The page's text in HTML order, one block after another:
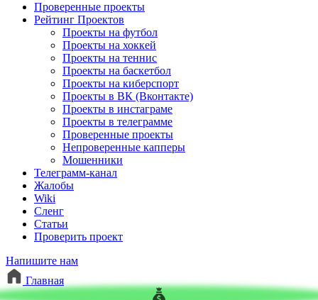
Проверенные проекты
Рейтинг Проектов
Проекты на футбол
Проекты на хоккей
Проекты на теннис
Проекты на баскетбол
Проекты на киберспорт
Проекты в ВК (Вконтакте)
Проекты в инстаграме
Проекты в телеграмме
Проверенные проекты
Непроверенные капперы
Мошенники
Телеграмм-канал
Жалобы
Wiki
Сленг
Статьи
Проверить проект
Напишите нам
Главная